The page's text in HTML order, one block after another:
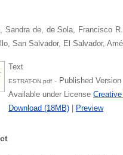
Sandra de, de Sola, Francisco
San Salvador, El Salvador,
Text
ESTRAT-DN.pdf - Published Version
Available under License
Download (18MB) | Preview